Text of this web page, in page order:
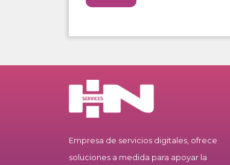
Empresa de servicios digitales, ofrece
soluciones a medida para apoyar la